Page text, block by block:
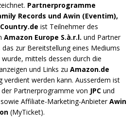
Partnerprogramme
Records und Awin (Eventim),
Country.de ist Teilnehmer des
Amazon Europe S.à.r.l. und Partner
zur Bereitstellung eines Mediums
mittels dessen durch die
und Links zu Amazon.de
verdient werden kann. Ausserdem ist
Partnerprogramme von JPC und
sowie Affiliate-Marketing-AnbieterAwin
(MyTicket).